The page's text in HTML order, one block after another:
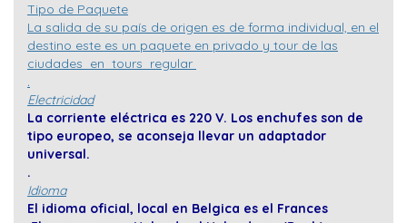
Tipo de Paquete
La salida de su país de origen es de forma individual, en el
destino este es un paquete en privado y tour de las
ciudades en tours regular
.
Electricidad
La corriente eléctrica es 220 V. Los enchufes son de
tipo europeo, se aconseja llevar un adaptador
universal.
.
Idioma
El idioma oficial, local en Belgica es el Frances